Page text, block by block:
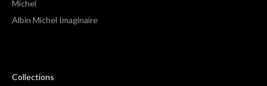
Michel
Albin Michel Imaginaire
Collections